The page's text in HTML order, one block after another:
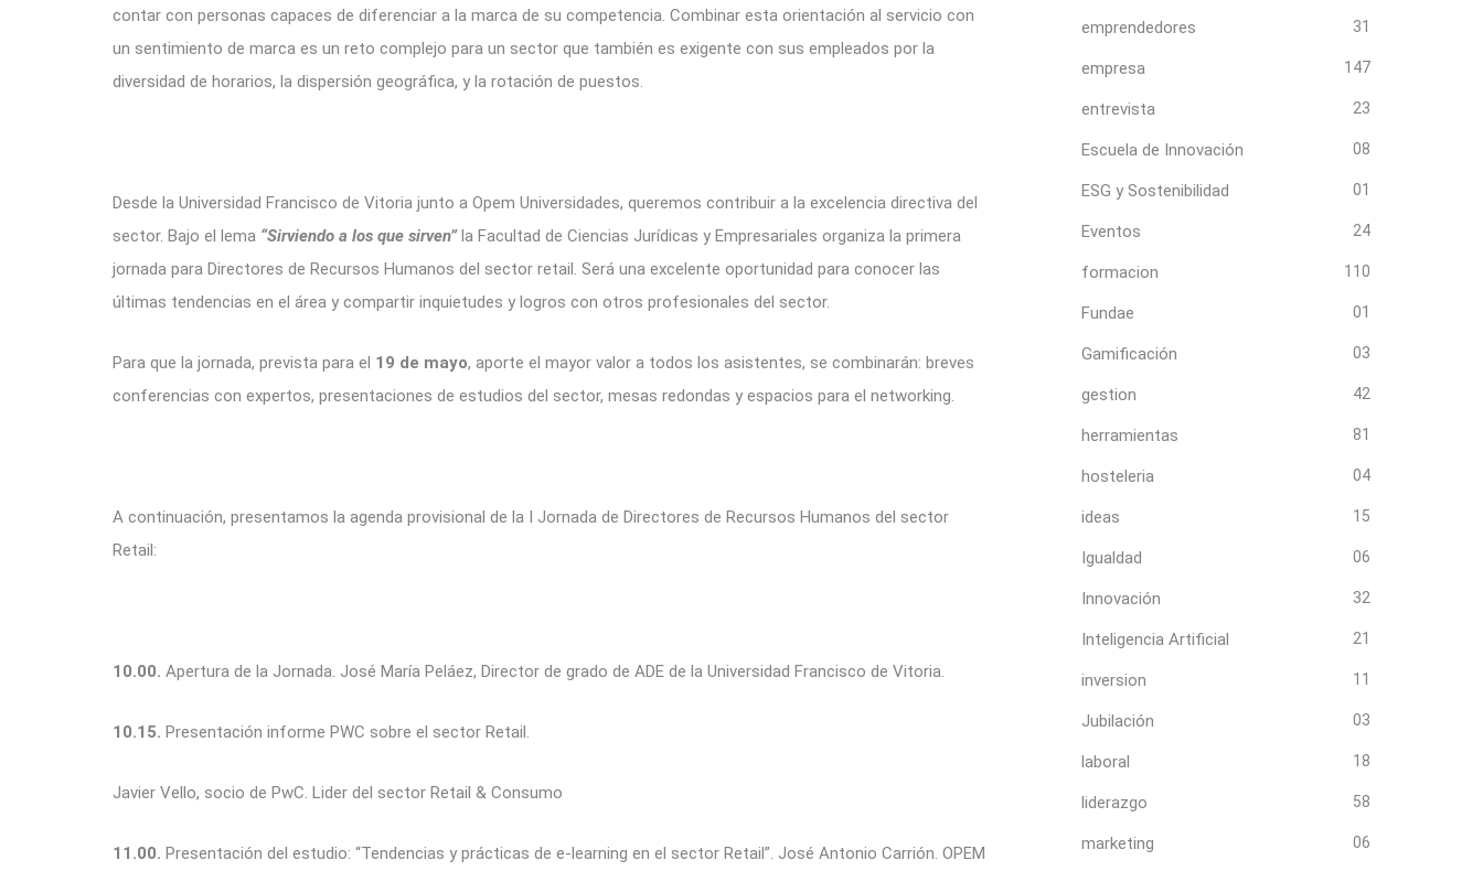
contar con personas capaces de diferenciar a la marca de su competencia. Combinar esta orientación al servicio con
un sentimiento de marca es un reto complejo para un sector que también es exigente con sus empleados por la
diversidad de horarios, la dispersión geográfica, y la rotación de puestos.
Desde la Universidad Francisco de Vitoria junto a Opem Universidades, queremos contribuir a la excelencia directiva del
sector. Bajo el lema “Sirviendo a los que sirven”la Facultad de Ciencias Jurídicas y Empresariales organiza la primera
jornada para Directores de Recursos Humanos del sector retail. Será una excelente oportunidad para conocer las
últimas tendencias en el área y compartir inquietudes y logros con otros profesionales del sector.
Para que la jornada, prevista para el 19 de mayo, aporte el mayor valor a todos los asistentes, se combinarán: breves
conferencias con expertos, presentaciones de estudios del sector, mesas redondas y espacios para el networking.
A continuación, presentamos la agenda provisional de la I Jornada de Directores de Recursos Humanos del sector
Retail:
10.00. Apertura de la Jornada. José María Peláez, Director de grado de ADE de la Universidad Francisco de Vitoria.
10.15. Presentación informe PWC sobre el sector Retail.
Javier Vello, socio de PwC. Lider del sector Retail & Consumo
11.00. Presentación del estudio: “Tendencias y prácticas de e-learning en el sector Retail”. José Antonio Carrión. OPEM
emprendedores 31
empresa 147
entrevista 23
Escuela de Innovación 08
ESG y Sostenibilidad 01
Eventos 24
formacion 110
Fundae 01
Gamificación 03
gestion 42
herramientas 81
hosteleria 04
ideas 15
Igualdad 06
Innovación 32
Inteligencia Artificial 21
inversion 11
Jubilación 03
laboral 18
liderazgo 58
marketing 06